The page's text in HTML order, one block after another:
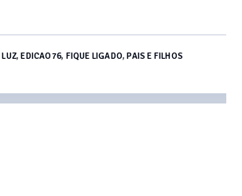
LUZ,EDICAO76, FIQUE LIGADO,PAIS E FILHOS